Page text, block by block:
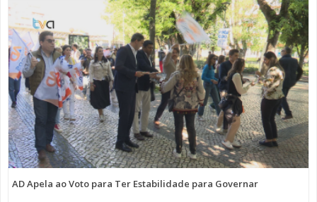
AD Apela ao Voto para Ter Estabilidade para Governar